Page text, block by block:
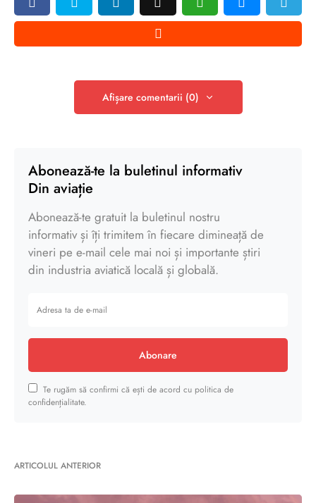
Afișare comentarii (0)
Abonează-te la buletinul informativ
Din aviație
Abonează-te gratuit la buletinul nostru
informativ și îți trimitem în fiecare dimineață de
vineri pe e-mail cele mai noi și importante știri
din industria aviatică locală și globală.
Abonare
Te rugăm să confirmi că ești de acord cu politica de
confidențialitate.
ARTICOLUL ANTERIOR